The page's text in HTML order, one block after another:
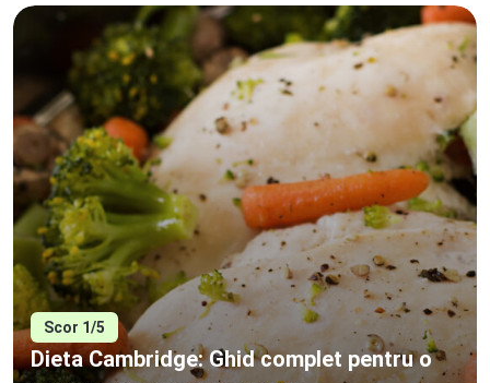
Scor 1/5
Dieta Cambridge: Ghid complet pentru o